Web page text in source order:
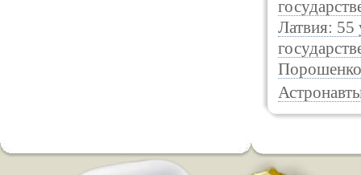
Латвия: 55
Порошенко